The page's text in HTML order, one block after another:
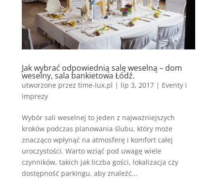
Jak wybrać odpowiednią salę weselną – dom
weselny, sala bankietowa Łódź.
utworzone przez time-lux.pl | lip 3, 2017| Eventy i
imprezy
Wybór sali weselnej to jeden z najważniejszych
kroków podczas planowania ślubu, który może
znacząco wpłynąć na atmosferę i komfort całej
uroczystości. Warto wziąć pod uwagę wiele
czynników, takich jak liczba gości, lokalizacja czy
dostępność parkingu, aby znaleźć...